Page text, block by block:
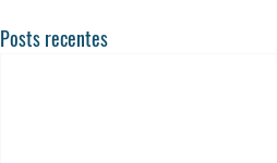
Posts recentes